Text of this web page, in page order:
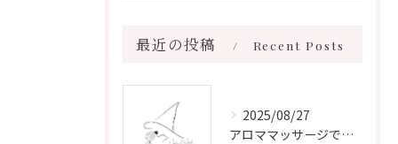
最近の投稿 Recent Posts
2025/08/27
アロママッサージで叶える心身リラックスと健康維持の新習慣ガイド